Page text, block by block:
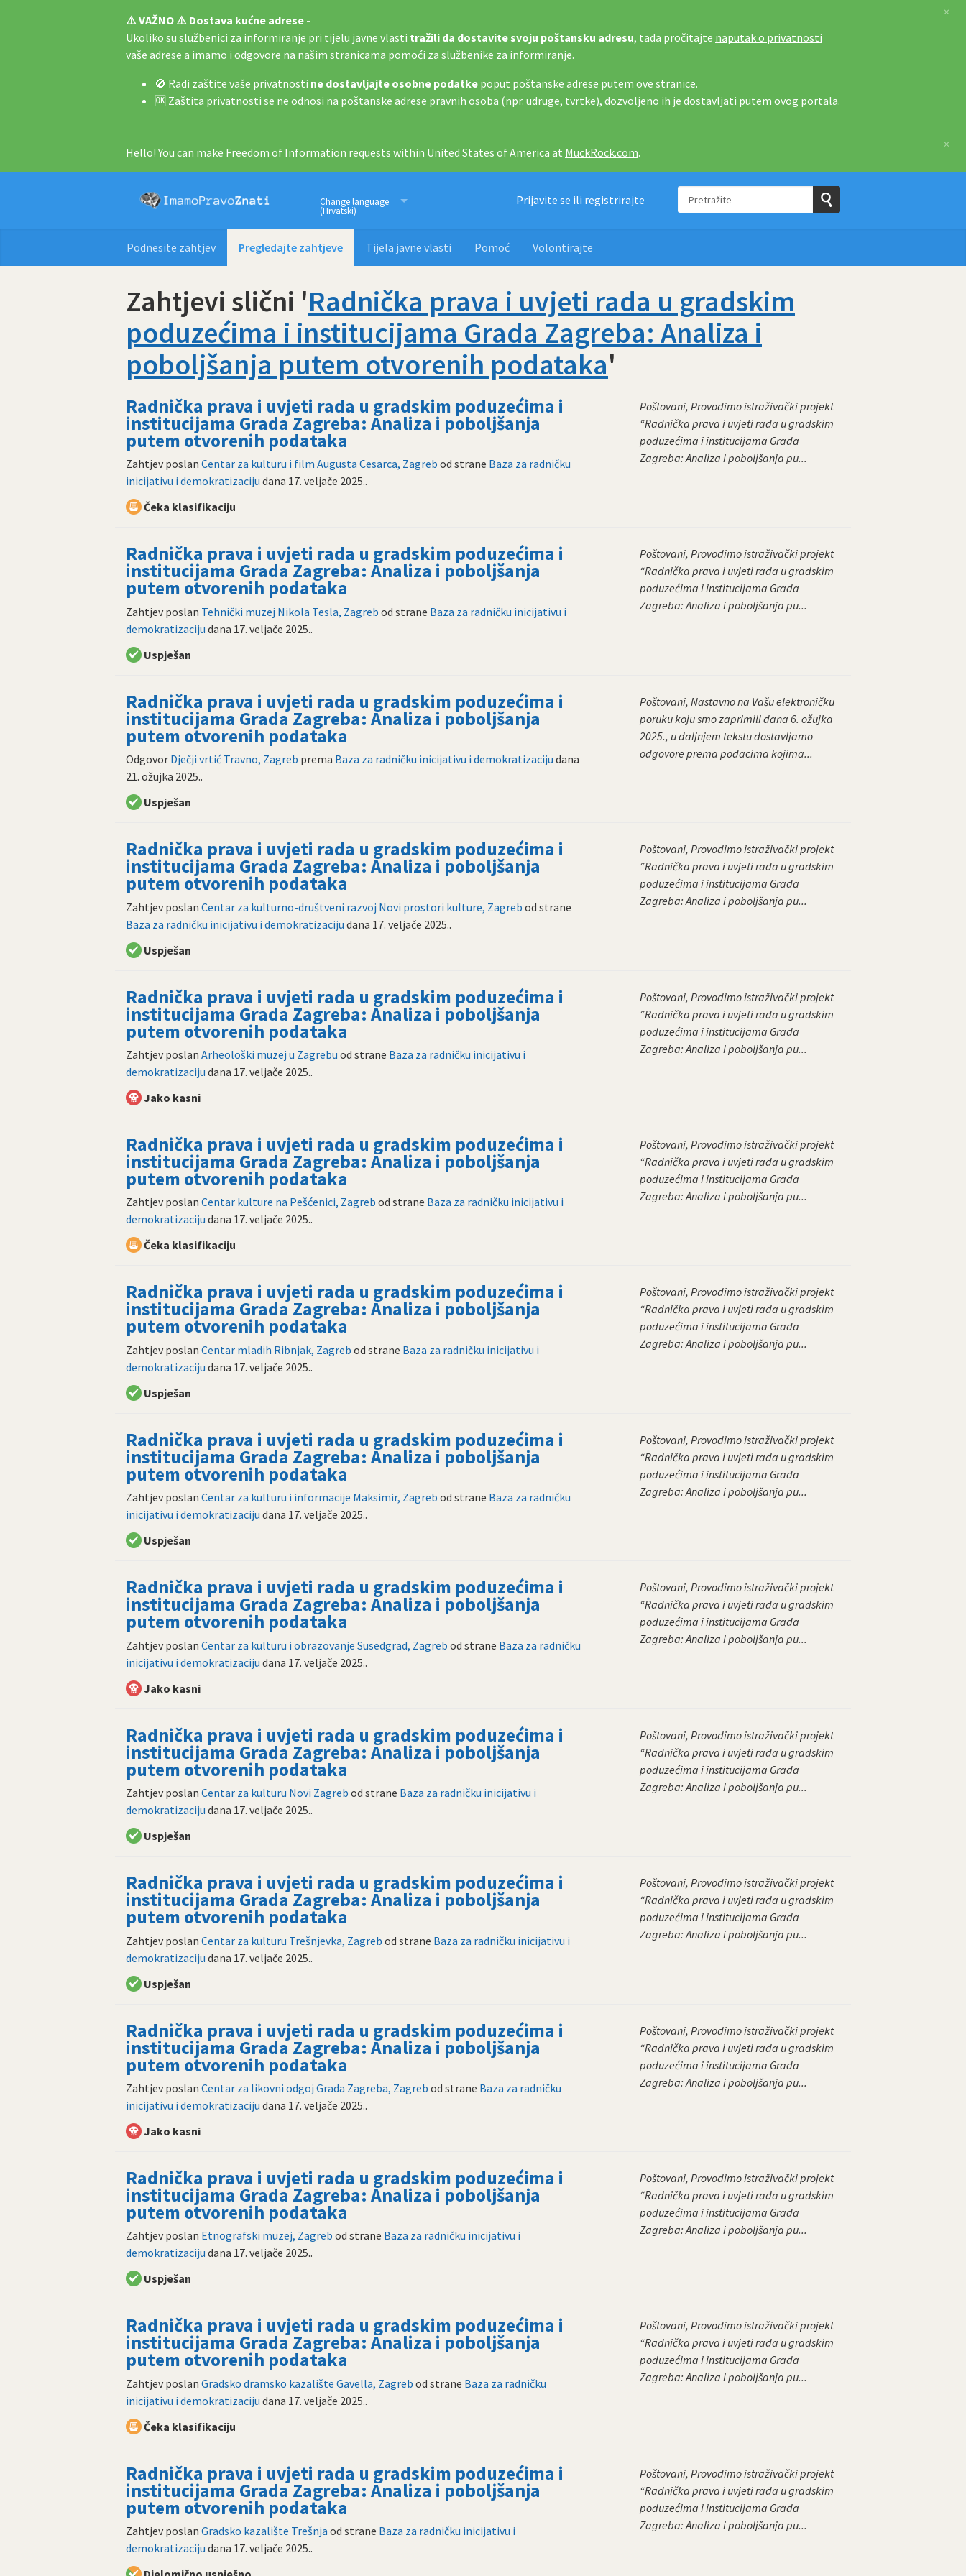
⚠️ VAŽNO ⚠️ Dostava kućne adrese -
Ukoliko su službenici za informiranje pri tijelu javne vlasti tražili da dostavite svoju poštansku adresu, tada pročitajte naputak o privatnosti
vaše adrese a imamo i odgovore na našim stranicama pomoći za službenike za informiranje.
🚫 Radi zaštite vaše privatnosti ne dostavljajte osobne podatke poput poštanske adrese putem ove stranice.
🆗 Zaštita privatnosti se ne odnosi na poštanske adrese pravnih osoba (npr. udruge, tvrtke), dozvoljeno ih je dostavljati putem ovog portala.
×
Hello! You can make Freedom of Information requests within United States of America at MuckRock.com.
×
Imamo pravo znati
Change language
(Hrvatski)
Prijavite se ili registrirajte Pretražite
Pošaljite
Podnesite zahtjev Pregledajte zahtjeve Tijela javne vlasti Pomoć Volontirajte
Zahtjevi slični 'Radnička prava i uvjeti rada u gradskim
poduzećima i institucijama Grada Zagreba: Analiza i
poboljšanja putem otvorenih podataka'
Radnička prava i uvjeti rada u gradskim poduzećima i
institucijama Grada Zagreba: Analiza i poboljšanja
putem otvorenih podataka
Zahtjev poslan Centar za kulturu i film Augusta Cesarca, Zagreb od strane Baza za radničku
inicijativu i demokratizaciju dana 17. veljače 2025..
Čeka klasifikaciju
Poštovani, Provodimo istraživački projekt
“Radnička prava i uvjeti rada u gradskim
poduzećima i institucijama Grada
Zagreba: Analiza i poboljšanja pu...
Radnička prava i uvjeti rada u gradskim poduzećima i
institucijama Grada Zagreba: Analiza i poboljšanja
putem otvorenih podataka
Zahtjev poslan Tehnički muzej Nikola Tesla, Zagreb od strane Baza za radničku inicijativu i
demokratizaciju dana 17. veljače 2025..
Uspješan
Poštovani, Provodimo istraživački projekt
“Radnička prava i uvjeti rada u gradskim
poduzećima i institucijama Grada
Zagreba: Analiza i poboljšanja pu...
Radnička prava i uvjeti rada u gradskim poduzećima i
institucijama Grada Zagreba: Analiza i poboljšanja
putem otvorenih podataka
Odgovor Dječji vrtić Travno, Zagreb prema Baza za radničku inicijativu i demokratizaciju dana
21. ožujka 2025..
Uspješan
Poštovani, Nastavno na Vašu elektroničku
poruku koju smo zaprimili dana 6. ožujka
2025., u daljnjem tekstu dostavljamo
odgovore prema podacima kojima...
Radnička prava i uvjeti rada u gradskim poduzećima i
institucijama Grada Zagreba: Analiza i poboljšanja
putem otvorenih podataka
Zahtjev poslan Centar za kulturno-društveni razvoj Novi prostori kulture, Zagreb od strane
Baza za radničku inicijativu i demokratizaciju dana 17. veljače 2025..
Uspješan
Poštovani, Provodimo istraživački projekt
“Radnička prava i uvjeti rada u gradskim
poduzećima i institucijama Grada
Zagreba: Analiza i poboljšanja pu...
Radnička prava i uvjeti rada u gradskim poduzećima i
institucijama Grada Zagreba: Analiza i poboljšanja
putem otvorenih podataka
Zahtjev poslan Arheološki muzej u Zagrebu od strane Baza za radničku inicijativu i
demokratizaciju dana 17. veljače 2025..
Jako kasni
Poštovani, Provodimo istraživački projekt
“Radnička prava i uvjeti rada u gradskim
poduzećima i institucijama Grada
Zagreba: Analiza i poboljšanja pu...
Radnička prava i uvjeti rada u gradskim poduzećima i
institucijama Grada Zagreba: Analiza i poboljšanja
putem otvorenih podataka
Zahtjev poslan Centar kulture na Pešćenici, Zagreb od strane Baza za radničku inicijativu i
demokratizaciju dana 17. veljače 2025..
Čeka klasifikaciju
Poštovani, Provodimo istraživački projekt
“Radnička prava i uvjeti rada u gradskim
poduzećima i institucijama Grada
Zagreba: Analiza i poboljšanja pu...
Radnička prava i uvjeti rada u gradskim poduzećima i
institucijama Grada Zagreba: Analiza i poboljšanja
putem otvorenih podataka
Zahtjev poslan Centar mladih Ribnjak, Zagreb od strane Baza za radničku inicijativu i
demokratizaciju dana 17. veljače 2025..
Uspješan
Poštovani, Provodimo istraživački projekt
“Radnička prava i uvjeti rada u gradskim
poduzećima i institucijama Grada
Zagreba: Analiza i poboljšanja pu...
Radnička prava i uvjeti rada u gradskim poduzećima i
institucijama Grada Zagreba: Analiza i poboljšanja
putem otvorenih podataka
Zahtjev poslan Centar za kulturu i informacije Maksimir, Zagreb od strane Baza za radničku
inicijativu i demokratizaciju dana 17. veljače 2025..
Uspješan
Poštovani, Provodimo istraživački projekt
“Radnička prava i uvjeti rada u gradskim
poduzećima i institucijama Grada
Zagreba: Analiza i poboljšanja pu...
Radnička prava i uvjeti rada u gradskim poduzećima i
institucijama Grada Zagreba: Analiza i poboljšanja
putem otvorenih podataka
Zahtjev poslan Centar za kulturu i obrazovanje Susedgrad, Zagreb od strane Baza za radničku
inicijativu i demokratizaciju dana 17. veljače 2025..
Jako kasni
Poštovani, Provodimo istraživački projekt
“Radnička prava i uvjeti rada u gradskim
poduzećima i institucijama Grada
Zagreba: Analiza i poboljšanja pu...
Radnička prava i uvjeti rada u gradskim poduzećima i
institucijama Grada Zagreba: Analiza i poboljšanja
putem otvorenih podataka
Zahtjev poslan Centar za kulturu Novi Zagreb od strane Baza za radničku inicijativu i
demokratizaciju dana 17. veljače 2025..
Uspješan
Poštovani, Provodimo istraživački projekt
“Radnička prava i uvjeti rada u gradskim
poduzećima i institucijama Grada
Zagreba: Analiza i poboljšanja pu...
Radnička prava i uvjeti rada u gradskim poduzećima i
institucijama Grada Zagreba: Analiza i poboljšanja
putem otvorenih podataka
Zahtjev poslan Centar za kulturu Trešnjevka, Zagreb od strane Baza za radničku inicijativu i
demokratizaciju dana 17. veljače 2025..
Uspješan
Poštovani, Provodimo istraživački projekt
“Radnička prava i uvjeti rada u gradskim
poduzećima i institucijama Grada
Zagreba: Analiza i poboljšanja pu...
Radnička prava i uvjeti rada u gradskim poduzećima i
institucijama Grada Zagreba: Analiza i poboljšanja
putem otvorenih podataka
Zahtjev poslan Centar za likovni odgoj Grada Zagreba, Zagreb od strane Baza za radničku
inicijativu i demokratizaciju dana 17. veljače 2025..
Jako kasni
Poštovani, Provodimo istraživački projekt
“Radnička prava i uvjeti rada u gradskim
poduzećima i institucijama Grada
Zagreba: Analiza i poboljšanja pu...
Radnička prava i uvjeti rada u gradskim poduzećima i
institucijama Grada Zagreba: Analiza i poboljšanja
putem otvorenih podataka
Zahtjev poslan Etnografski muzej, Zagreb od strane Baza za radničku inicijativu i
demokratizaciju dana 17. veljače 2025..
Uspješan
Poštovani, Provodimo istraživački projekt
“Radnička prava i uvjeti rada u gradskim
poduzećima i institucijama Grada
Zagreba: Analiza i poboljšanja pu...
Radnička prava i uvjeti rada u gradskim poduzećima i
institucijama Grada Zagreba: Analiza i poboljšanja
putem otvorenih podataka
Zahtjev poslan Gradsko dramsko kazalište Gavella, Zagreb od strane Baza za radničku
inicijativu i demokratizaciju dana 17. veljače 2025..
Čeka klasifikaciju
Poštovani, Provodimo istraživački projekt
“Radnička prava i uvjeti rada u gradskim
poduzećima i institucijama Grada
Zagreba: Analiza i poboljšanja pu...
Radnička prava i uvjeti rada u gradskim poduzećima i
institucijama Grada Zagreba: Analiza i poboljšanja
putem otvorenih podataka
Zahtjev poslan Gradsko kazalište Trešnja od strane Baza za radničku inicijativu i
demokratizaciju dana 17. veljače 2025..
Poštovani, Provodimo istraživački projekt
“Radnička prava i uvjeti rada u gradskim
poduzećima i institucijama Grada
Zagreba: Analiza i poboljšanja pu...